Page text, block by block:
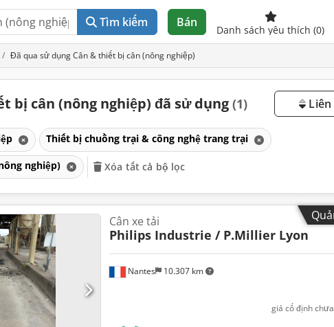
Tìm kiếm Bán
Danh sách yêu thích (0)
Đã qua sử dụng Cân & thiết bị cân (nông nghiệp)
bị cân (nông nghiệp) đã sử dụng (1)
Thiết bị chuồng trại & công nghệ trang trại
nghiệp) Xóa tất cả bộ lọc
Nantes 10.307 km
Cân xe tải
Philips Industrie / P.Millier Lyon
giá cố định